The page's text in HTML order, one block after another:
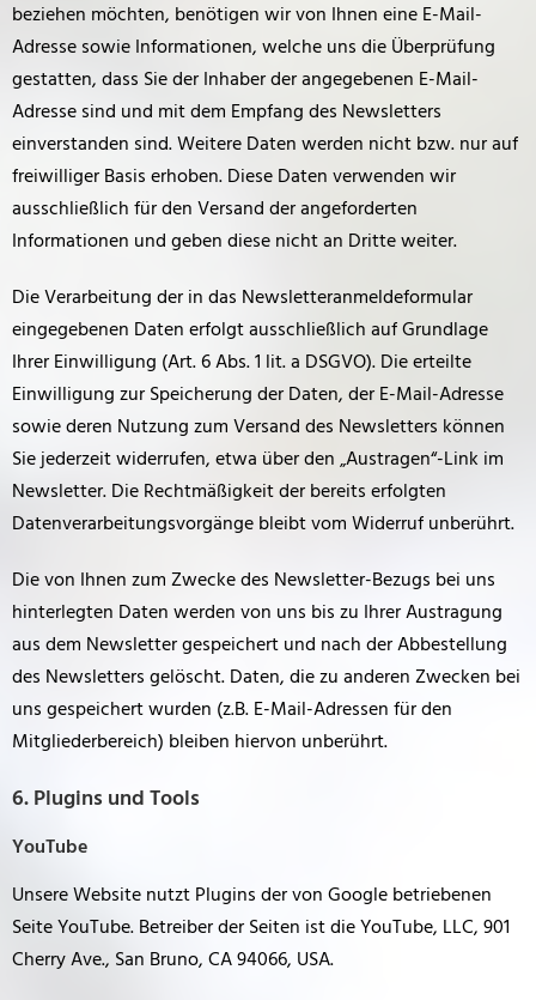
beziehen möchten, benötigen wir von Ihnen eine E-Mail-
Adresse sowie Informationen, welche uns die Überprüfung
gestatten, dass Sie der Inhaber der angegebenen E-Mail-
Adresse sind und mit dem Empfang des Newsletters
einverstanden sind. Weitere Daten werden nicht bzw. nur auf
freiwilliger Basis erhoben. Diese Daten verwenden wir
ausschließlich für den Versand der angeforderten
Informationen und geben diese nicht an Dritte weiter.
Die Verarbeitung der in das Newsletteranmeldeformular
eingegebenen Daten erfolgt ausschließlich auf Grundlage
Ihrer Einwilligung (Art. 6 Abs. 1 lit. a DSGVO). Die erteilte
Einwilligung zur Speicherung der Daten, der E-Mail-Adresse
sowie deren Nutzung zum Versand des Newsletters können
Sie jederzeit widerrufen, etwa über den „Austragen“-Link im
Newsletter. Die Rechtmäßigkeit der bereits erfolgten
Datenverarbeitungsvorgänge bleibt vom Widerruf unberührt.
Die von Ihnen zum Zwecke des Newsletter-Bezugs bei uns
hinterlegten Daten werden von uns bis zu Ihrer Austragung
aus dem Newsletter gespeichert und nach der Abbestellung
des Newsletters gelöscht. Daten, die zu anderen Zwecken bei
uns gespeichert wurden (z.B. E-Mail-Adressen für den
Mitgliederbereich) bleiben hiervon unberührt.
6. Plugins und Tools
YouTube
Unsere Website nutzt Plugins der von Google betriebenen
Seite YouTube. Betreiber der Seiten ist die YouTube, LLC, 901
Cherry Ave., San Bruno, CA 94066, USA.